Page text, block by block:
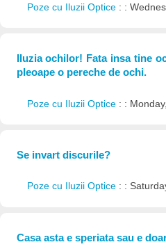
Poze cu Iluzii Optice : :
Iluzia ochilor! Fata insa tine
pleoape o pereche de ochi.
Poze cu Iluzii Optice : :
Se invart discurile?
Poze cu Iluzii Optice : :
Casa asta e speriata sau e